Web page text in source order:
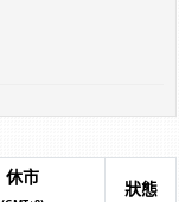
休市
狀態